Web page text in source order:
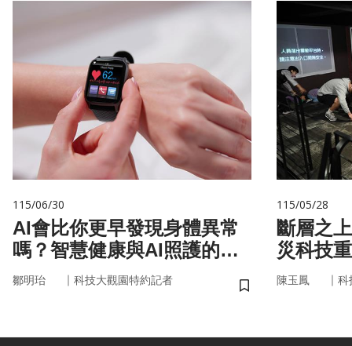
115/06/30
AI會比你更早發現身體異常
嗎？智慧健康與AI照護的未
來
鄒明珆 ｜ 科技大觀園特約記者
儲存書籤
115/05/28
斷層之
災科技
陳玉鳳 ｜ 科